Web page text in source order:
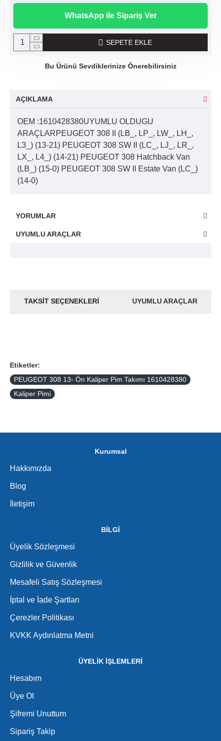
WhatsApp ile Sipariş Ver
SEPETE EKLE
Bu Ürünü Sevdiklerinize Önerebilirsiniz
AÇIKLAMA
OEM :1610428380UYUMLU OLDUGU
ARAÇLARPEUGEOT 308 II (LB_, LP_, LW_, LH_,
L3_) (13-21) PEUGEOT 308 SW II (LC_, LJ_, LR_,
LX_, L4_) (14-21) PEUGEOT 308 Hatchback Van
(LB_) (15-0) PEUGEOT 308 SW II Estate Van (LC_)
(14-0)
YORUMLAR
UYUMLU ARAÇLAR
TAKSIT SEÇENEKLERI UYUMLU ARAÇLAR
Etiketler:
PEUGEOT 308 13- Ön Kaliper Pim Takımı 1610428380
Kaliper Pimi
Kurumsal
Hakkımızda
Blog
İletişim
BİLGİ
Üyelik Sözleşmesi
Gizlilik ve Güvenlik
Mesafeli Satış Sözleşmesi
İptal ve İade Şartları
Çerezler Politikası
KVKK Aydınlatma Metni
ÜYELİK İŞLEMLERİ
Hesabım
Üye Ol
Şifremi Unuttum
Sipariş Takip